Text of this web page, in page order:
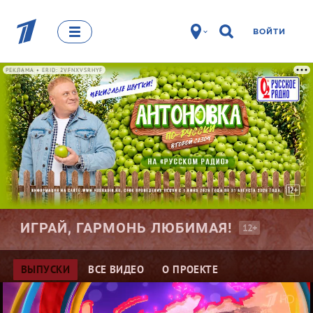
ВОЙТИ
РЕКЛАМА • ERID: 2VFNXVSRHYF
ИГРАЙ, ГАРМОНЬ ЛЮБИМАЯ! 12+
ВЫПУСКИ ВСЕ ВИДЕО О ПРОЕКТЕ